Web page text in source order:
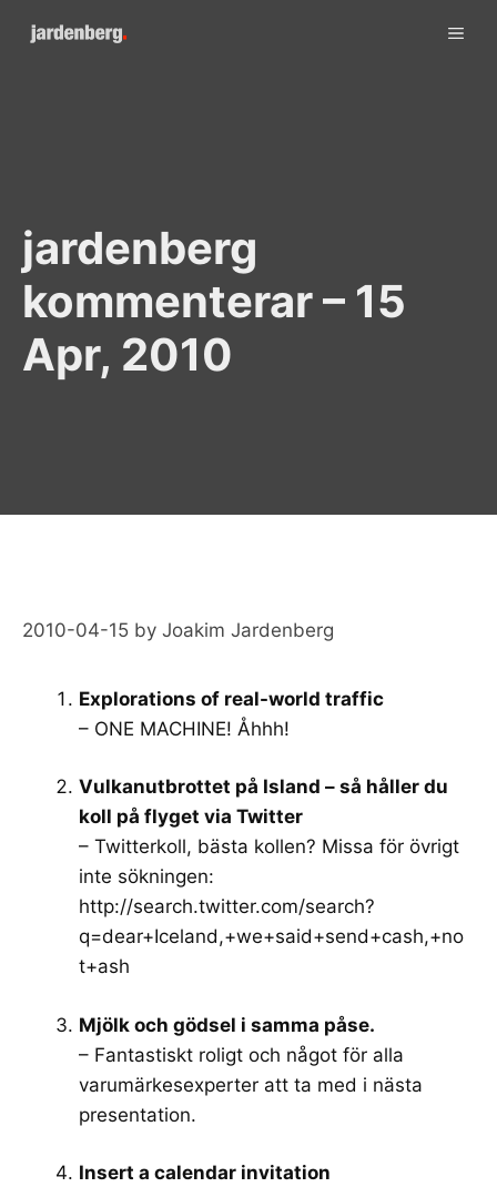
jardenberg
kommenterar – 15
Apr, 2010
2010-04-15 by Joakim Jardenberg
Explorations of real-world traffic
– ONE MACHINE! Åhhh!
Vulkanutbrottet på Island – så håller du
koll på flyget via Twitter
– Twitterkoll, bästa kollen? Missa för övrigt
inte sökningen:
http://search.twitter.com/search?
q=dear+Iceland,+we+said+send+cash,+no
t+ash
Mjölk och gödsel i samma påse.
– Fantastiskt roligt och något för alla
varumärkesexperter att ta med i nästa
presentation.
Insert a calendar invitation